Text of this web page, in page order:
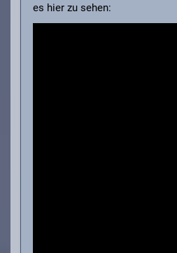
es hier zu sehen: